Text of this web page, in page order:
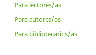
Para lectores/as
Para autores/as
Para bibliotecarios/as